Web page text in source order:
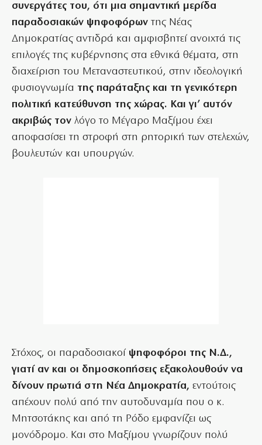
συνεργάτες του, ότι μια σημαντική μερίδα
παραδοσιακών ψηφοφόρων της Νέας
Δημοκρατίας αντιδρά και αμφισβητεί ανοιχτά τις
επιλογές της κυβέρνησης στα εθνικά θέματα, στη
διαχείριση του Μεταναστευτικού, στην ιδεολογική
φυσιογνωμία της παράταξης και τη γενικότερη
πολιτική κατεύθυνση της χώρας. Και γι’ αυτόν
ακριβώς τον λόγο το Μέγαρο Μαξίμου έχει
αποφασίσει τη στροφή στη ρητορική των στελεχών,
βουλευτών και υπουργών.
Στόχος, οι παραδοσιακοί ψηφοφόροι της Ν.Δ.,
γιατί αν και οι δημοσκοπήσεις εξακολουθούν να
δίνουν πρωτιά στη Νέα Δημοκρατία, εντούτοις
απέχουν πολύ από την αυτοδυναμία που ο κ.
Μητσοτάκης και από τη Ρόδο εμφανίζει ως
μονόδρομο. Και στο Μαξίμου γνωρίζουν πολύ